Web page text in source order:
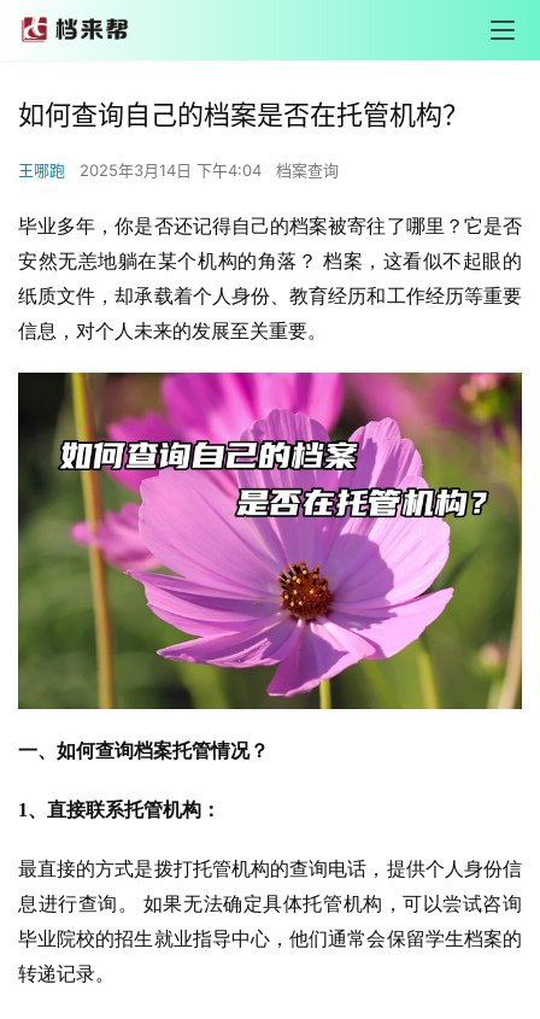
如何查询自己的档案是否在托管机构？
王哪跑 2025年3月14日 下午4:04 档案查询
毕业多年，你是否还记得自己的档案被寄往了哪里？它是否
安然无恙地躺在某个机构的角落？ 档案，这看似不起眼的
纸质文件，却承载着个人身份、教育经历和工作经历等重要
信息，对个人未来的发展至关重要。
一、如何查询档案托管情况？
1、直接联系托管机构：
最直接的方式是拨打托管机构的查询电话，提供个人身份信
息进行查询。 如果无法确定具体托管机构，可以尝试咨询
毕业院校的招生就业指导中心，他们通常会保留学生档案的
转递记录。